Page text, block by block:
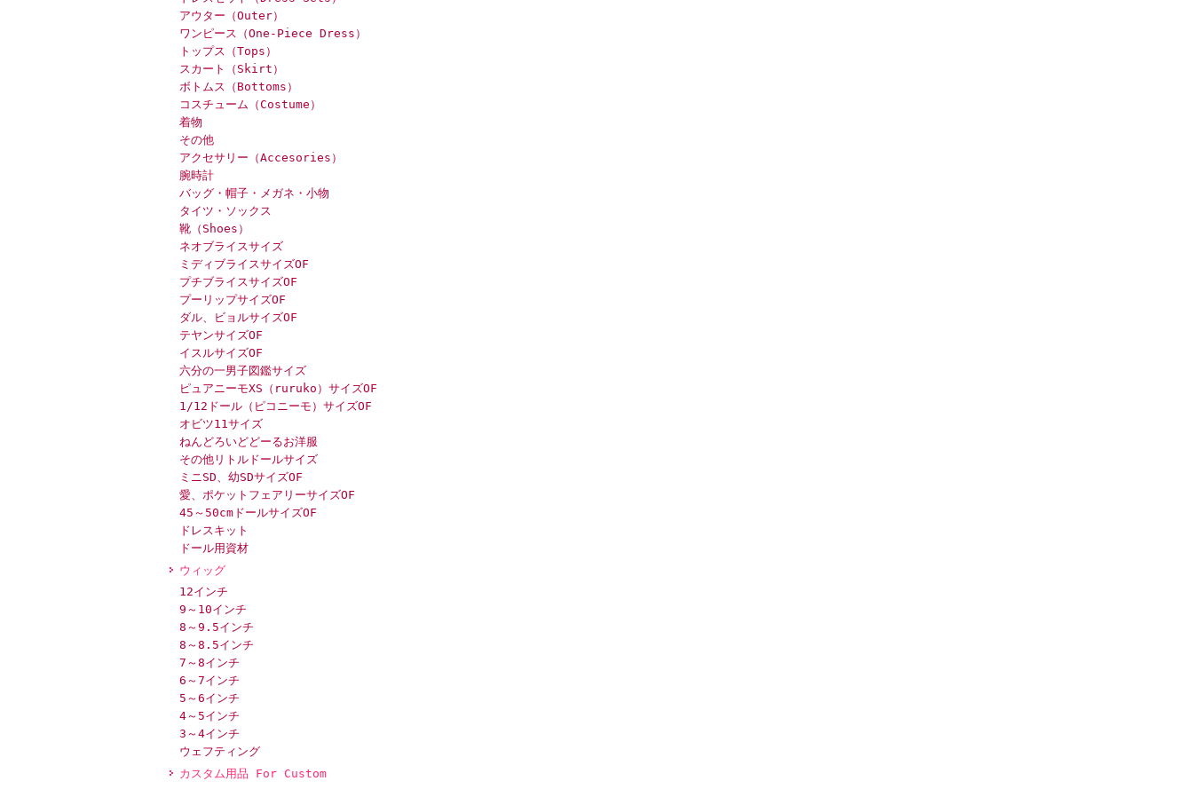
アウター（Outer）
ワンピース（One-Piece Dress）
トップス（Tops）
スカート（Skirt）
ボトムス（Bottoms）
コスチューム（Costume）
着物
その他
アクセサリー（Accesories）
腕時計
バッグ・帽子・メガネ・小物
タイツ・ソックス
靴（Shoes）
ネオブライスサイズ
ミディブライスサイズOF
プチブライスサイズOF
プーリップサイズOF
ダル、ビョルサイズOF
テヤンサイズOF
イスルサイズOF
六分の一男子図鑑サイズ
ピュアニーモXS（ruruko）サイズOF
1/12ドール（ピコニーモ）サイズOF
オビツ11サイズ
ねんどろいどどーるお洋服
その他リトルドールサイズ
ミニSD、幼SDサイズOF
愛、ポケットフェアリーサイズOF
45～50cmドールサイズOF
ドレスキット
ドール用資材
ウィッグ
12インチ
9～10インチ
8～9.5インチ
8～8.5インチ
7～8インチ
6～7インチ
5～6インチ
4～5インチ
3～4インチ
ウェフティング
カスタム用品 For Custom